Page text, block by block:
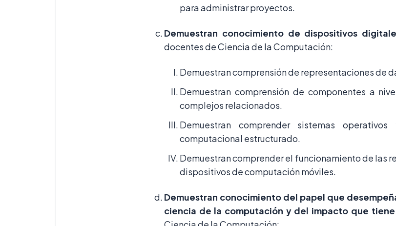
para administrar proyectos.
Demuestran conocimiento de dispositivos
docentes de Ciencia de la Computación:
Demuestran comprensión de representaciones de
Demuestran comprensión de componentes a
complejos relacionados.
Demuestran comprender sistemas
computacional estructurado.
Demuestran comprender el funcionamiento de las
dispositivos de computación móviles.
Demuestran conocimiento del papel que
ciencia de la computación y del impacto que